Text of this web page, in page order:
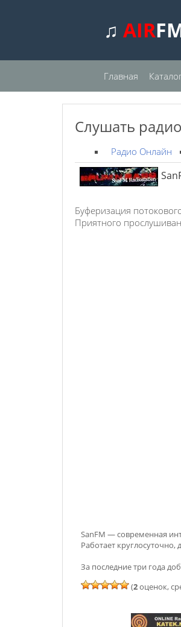
♫ AIR
Главная
Слушать
Радио Онлайн
Буферизация
Приятного
SanFM — современная
Работает
За последние три года
(2оценок,